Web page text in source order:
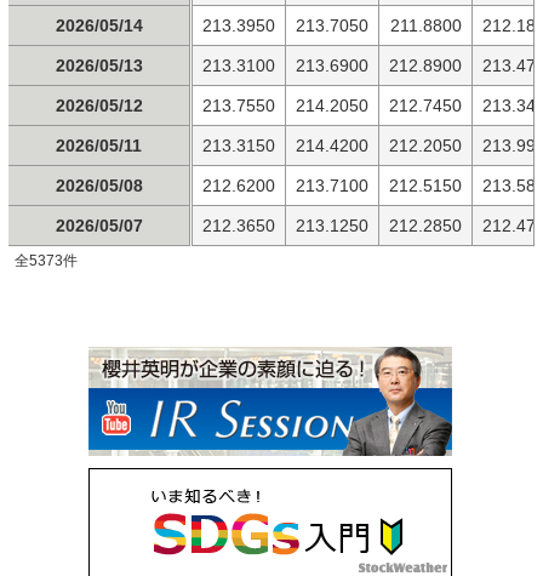
213.3950 213.7050 211.8800
213.3100 213.6900 212.8900
213.7550 214.2050 212.7450
213.3150 214.4200 212.2050
212.6200 213.7100 212.5150
212.3650 213.1250 212.2850
2026/05/14
2026/05/13
2026/05/12
2026/05/11
2026/05/08
2026/05/07
全5373件